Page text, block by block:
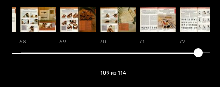
68 69 70 71 72
109 из 114